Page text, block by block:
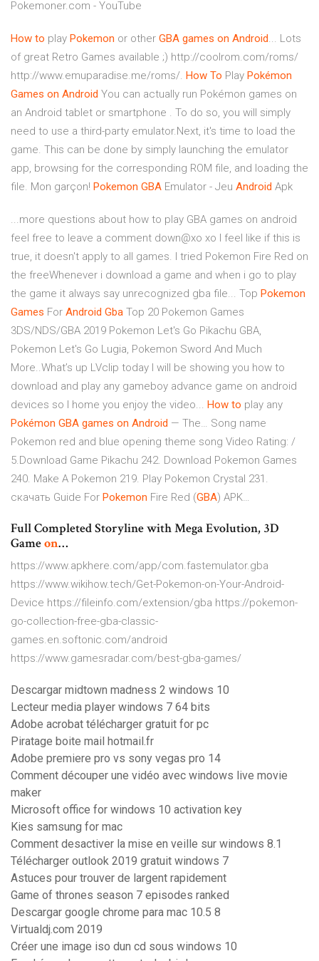
Pokemoner.com - YouTube
How to play Pokemon or other GBA games on Android... Lots
of great Retro Games available ;) http://coolrom.com/roms/
http://www.emuparadise.me/roms/. How To Play Pokémon
Games on Android You can actually run Pokémon games on
an Android tablet or smartphone . To do so, you will simply
need to use a third-party emulator.Next, it's time to load the
game. This can be done by simply launching the emulator
app, browsing for the corresponding ROM file, and loading the
file. Mon garçon! Pokemon GBA Emulator - Jeu Android Apk
...more questions about how to play GBA games on android
feel free to leave a comment down@xo xo I feel like if this is
true, it doesn't apply to all games. I tried Pokemon Fire Red on
the freeWhenever i download a game and when i go to play
the game it always say unrecognized gba file... Top Pokemon
Games For Android Gba Top 20 Pokemon Games
3DS/NDS/GBA 2019 Pokemon Let's Go Pikachu GBA,
Pokemon Let's Go Lugia, Pokemon Sword And Much
More..What’s up LVclip today I will be showing you how to
download and play any gameboy advance game on android
devices so I home you enjoy the video... How to play any
Pokémon GBA games on Android — The… Song name
Pokemon red and blue opening theme song Video Rating: /
5.Download Game Pikachu 242. Download Pokemon Games
240. Make A Pokemon 219. Play Pokemon Crystal 231.
скачать Guide For Pokemon Fire Red (GBA) APK…
Full Completed Storyline with Mega Evolution, 3D
Gameon…
https://www.apkhere.com/app/com.fastemulator.gba
https://www.wikihow.tech/Get-Pokemon-on-Your-Android-
Device https://fileinfo.com/extension/gba https://pokemon-
go-collection-free-gba-classic-
games.en.softonic.com/android
https://www.gamesradar.com/best-gba-games/
Descargar midtown madness 2 windows 10
Lecteur media player windows 7 64 bits
Adobe acrobat télécharger gratuit for pc
Piratage boite mail hotmail.fr
Adobe premiere pro vs sony vegas pro 14
Comment découper une vidéo avec windows live movie
maker
Microsoft office for windows 10 activation key
Kies samsung for mac
Comment desactiver la mise en veille sur windows 8.1
Télécharger outlook 2019 gratuit windows 7
Astuces pour trouver de largent rapidement
Game of thrones season 7 episodes ranked
Descargar google chrome para mac 10.5 8
Virtualdj.com 2019
Créer une image iso dun cd sous windows 10